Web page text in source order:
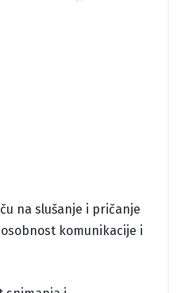
na slušanje i pričanje
komunikacije i